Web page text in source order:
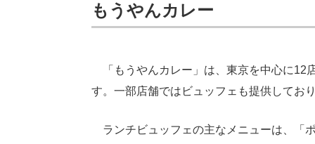
もうやんカレー
「もうやんカレー」は、東京を中心に12
す。一部店舗ではビュッフェも提供してお
ランチビュッフェの主なメニューは、「